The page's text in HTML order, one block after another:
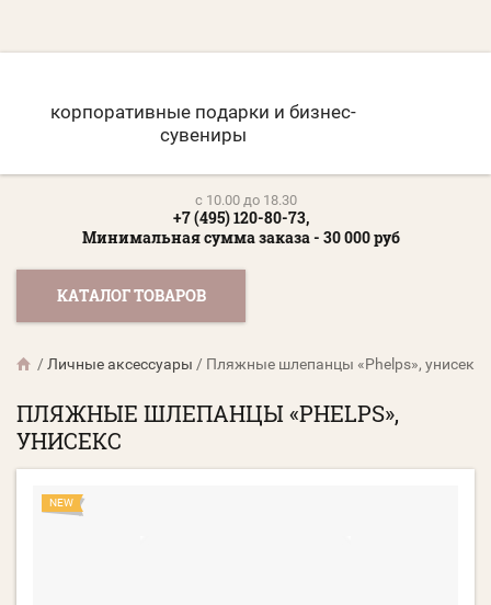
корпоративные подарки и бизнес-
сувениры
c 10.00 до 18.30
+7 (495) 120-80-73,
Минимальная сумма заказа - 30 000 руб
КАТАЛОГ ТОВАРОВ
/ Личные аксессуары / Пляжные шлепанцы «Phelps», унисекс
ПЛЯЖНЫЕ ШЛЕПАНЦЫ «PHELPS»,
УНИСЕКС
NEW